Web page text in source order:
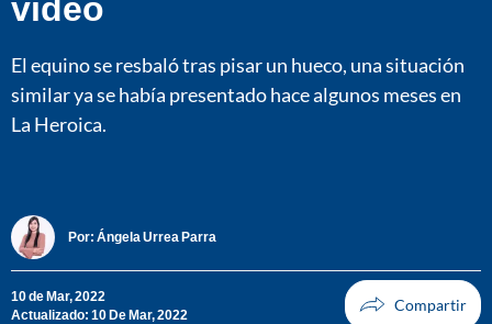
El equino se resbaló tras pisar un hueco, una situación
similar ya se había presentado hace algunos meses en
La Heroica.
Por: Ángela Urrea Parra
10 de Mar, 2022
Actualizado: 10 De Mar, 2022